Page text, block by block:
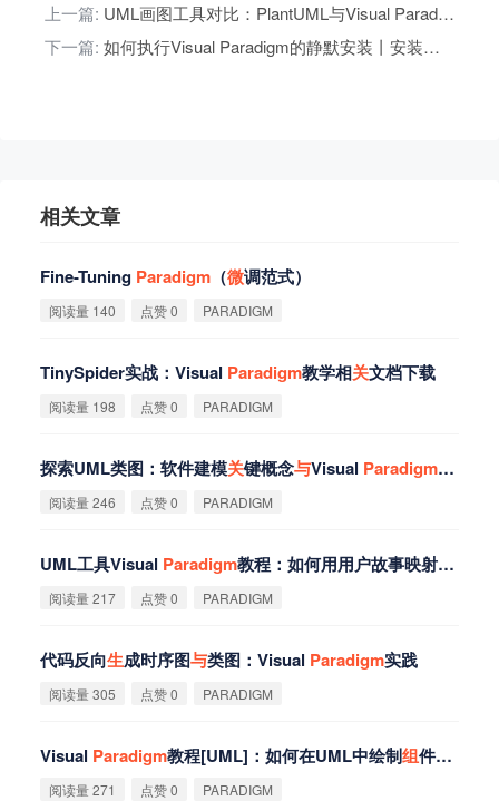
上一篇:
UML画图工具对比：PlantUML与Visual Paradigm详解
下一篇:
如何执行Visual Paradigm的静默安装丨安装教程
相关文章
Fine-Tuning Paradigm （微调范式）
阅读量 140 点赞 0 PARADIGM
TinySpider实战：Visual Paradigm教学相关文档下载
阅读量 198 点赞 0 PARADIGM
探索UML类图：软件建模关键概念与Visual Paradigm优势
阅读量 246 点赞 0 PARADIGM
UML工具Visual Paradigm教程：如何用用户故事映射BPMN？（替代statuml相
阅读量 217 点赞 0 PARADIGM
代码反向生成时序图与类图：Visual Paradigm实践
阅读量 305 点赞 0 PARADIGM
Visual Paradigm教程[UML]：如何在UML中绘制组件图？
阅读量 271 点赞 0 PARADIGM